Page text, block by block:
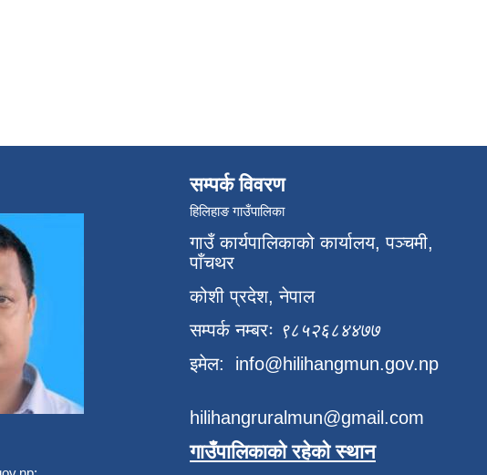
सम्पर्क विवरण
हिलिहाङ गाउँपालिका
गाउँ कार्यपालिकाको कार्यालय, पञ्चमी,
पाँचथर
कोशी प्रदेश, नेपाल
सम्पर्क नम्बरः ९८५२६८४४७७
इमेल: info@hilihangmun.gov.np
hilihangruralmun@gmail.com
गाउँपालिकाको रहेको स्थान